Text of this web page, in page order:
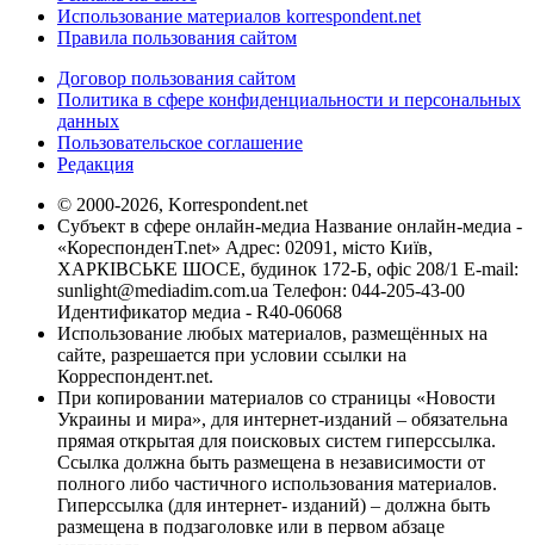
Использование материалов korrespondent.net
Правила пользования сайтом
Договор пользования сайтом
Политика в сфере конфиденциальности и персональных
данных
Пользовательское соглашение
Редакция
© 2000-2026, Korrespondent.net
Субъект в сфере онлайн-медиа Название онлайн-медиа -
«КореспонденТ.net» Адрес: 02091, місто Київ,
ХАРКІВСЬКЕ ШОСЕ, будинок 172-Б, офіс 208/1 E-mail:
sunlight@mediadim.com.ua Телефон: 044-205-43-00
Идентификатор медиа - R40-06068
Использование любых материалов, размещённых на
сайте, разрешается при условии ссылки на
Корреспондент.net.
При копировании материалов со страницы «Новости
Украины и мира», для интернет-изданий – обязательна
прямая открытая для поисковых систем гиперссылка.
Ссылка должна быть размещена в независимости от
полного либо частичного использования материалов.
Гиперссылка (для интернет- изданий) – должна быть
размещена в подзаголовке или в первом абзаце